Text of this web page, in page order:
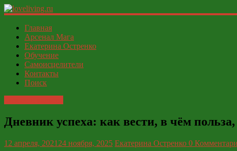
loveliving.ru
Современный
женский
ФСЁ
Главная
Арсенал Мага
Екатерина Остренко
Обучение
Самоисцелители
Контакты
Поиск
Дневник успеха: как вести, в чём
12 апреля, 2021 24 ноября, 2025 Екатерина Остренко 0